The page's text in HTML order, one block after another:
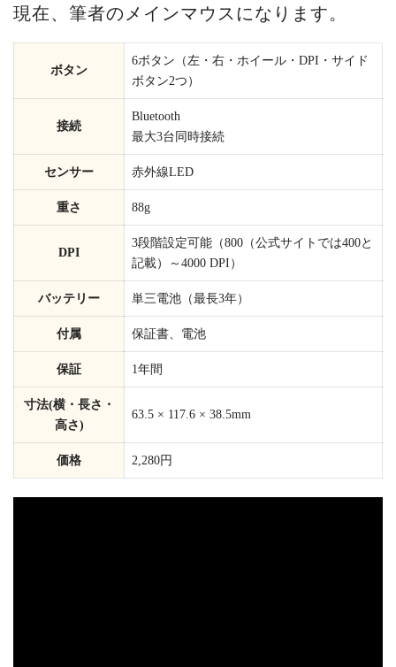
現在、筆者のメインマウスになります。
ボタン
6ボタン（左・右・ホイール・DPI・サイド
ボタン2つ）
接続
Bluetooth
最大3台同時接続
センサー 赤外線LED
重さ 88g
DPI
3段階設定可能（800 （公式サイトでは400と
記載）
～4000 DPI）
バッテリー 単三電池（最長3年）
付属 保証書、電池
保証 1年間
寸法(横・長さ・
高さ)
63.5 × 117.6 × 38.5mm
価格 2,280円